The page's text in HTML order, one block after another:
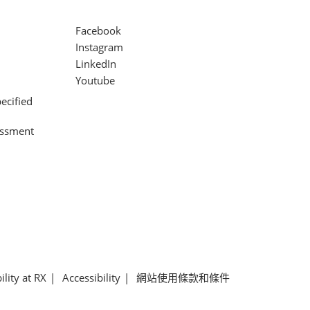
Facebook
Instagram
LinkedIn
Youtube
at RX Accessibility 網站使用條款和條件